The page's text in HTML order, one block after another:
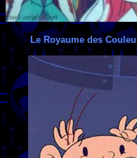
Le Royaume des